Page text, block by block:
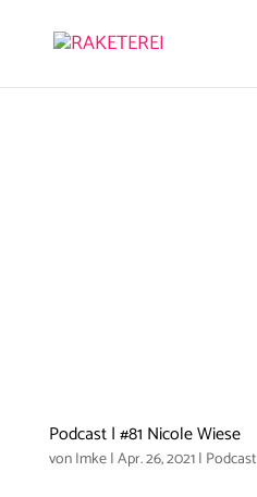
Podcast | #81 Nicole Wiese
vonImke|Apr. 26, 2021| Podcast